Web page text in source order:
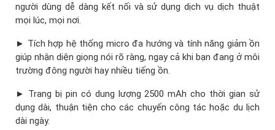
người dùng dễ dàng kết nối và sử dụng dịch vụ dịch thuật
mọi lúc, mọi nơi.
► Tích hợp hệ thống micro đa hướng và tính năng giảm ồn
giúp nhận diện giọng nói rõ ràng, ngay cả khi bạn đang ở môi
trường đông người hay nhiều tiếng ồn.
► Trang bị pin có dung lượng 2500 mAh cho thời gian sử
dụng dài, thuận tiện cho các chuyến công tác hoặc du lịch
dài ngày.